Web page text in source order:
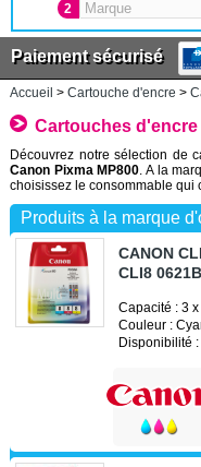
2
Paiement sécurisé
Accueil > Cartouche d'encre >
Cartouches d'encre
Découvrez notre sélection de
Canon Pixma MP800 . A la
choisissez le consommable qui
Produits à la marque
CANON
CLI8
Capacité : 3 x
Couleur :
Disponibilité :